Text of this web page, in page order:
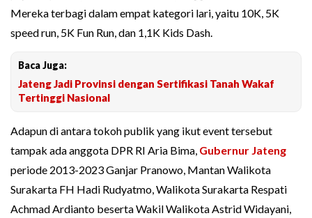
Mereka terbagi dalam empat kategori lari, yaitu 10K, 5K
speed run, 5K Fun Run, dan 1,1K Kids Dash.
Baca Juga:
Jateng Jadi Provinsi dengan Sertifikasi Tanah Wakaf
Tertinggi Nasional
Adapun di antara tokoh publik yang ikut event tersebut
tampak ada anggota DPR RI Aria Bima, Gubernur Jateng
periode 2013-2023 Ganjar Pranowo, Mantan Walikota
Surakarta FH Hadi Rudyatmo, Walikota Surakarta Respati
Achmad Ardianto beserta Wakil Walikota Astrid Widayani,